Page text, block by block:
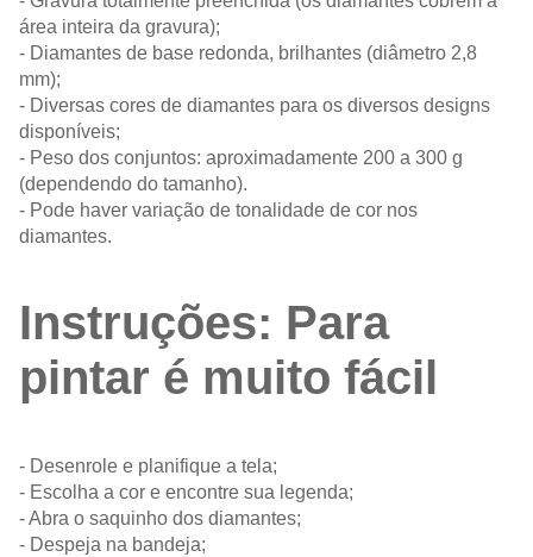
área inteira da gravura);
- Diamantes de base redonda, brilhantes (diâmetro 2,8
mm);
- Diversas cores de diamantes para os diversos designs
disponíveis;
- Peso dos conjuntos: aproximadamente 200 a 300 g
(dependendo do tamanho).
- Pode haver variação de tonalidade de cor nos
diamantes.
Instruções: Para
pintar é muito fácil
- Desenrole e planifique a tela;
- Escolha a cor e encontre sua legenda;
- Abra o saquinho dos diamantes;
- Despeja na bandeja;